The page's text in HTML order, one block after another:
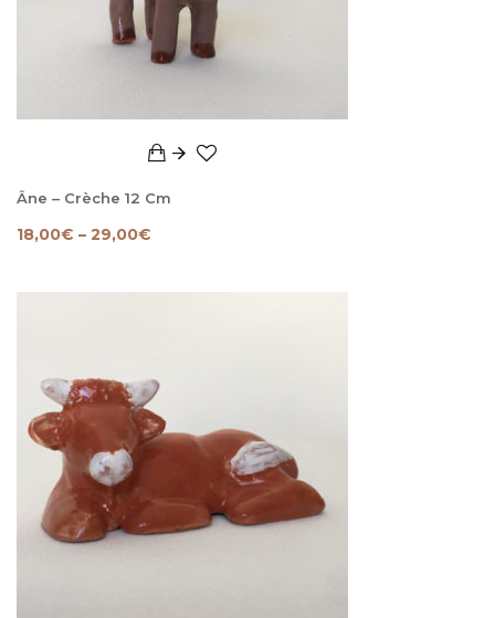
Âne – Crèche 12 Cm
18,00€ – 29,00€